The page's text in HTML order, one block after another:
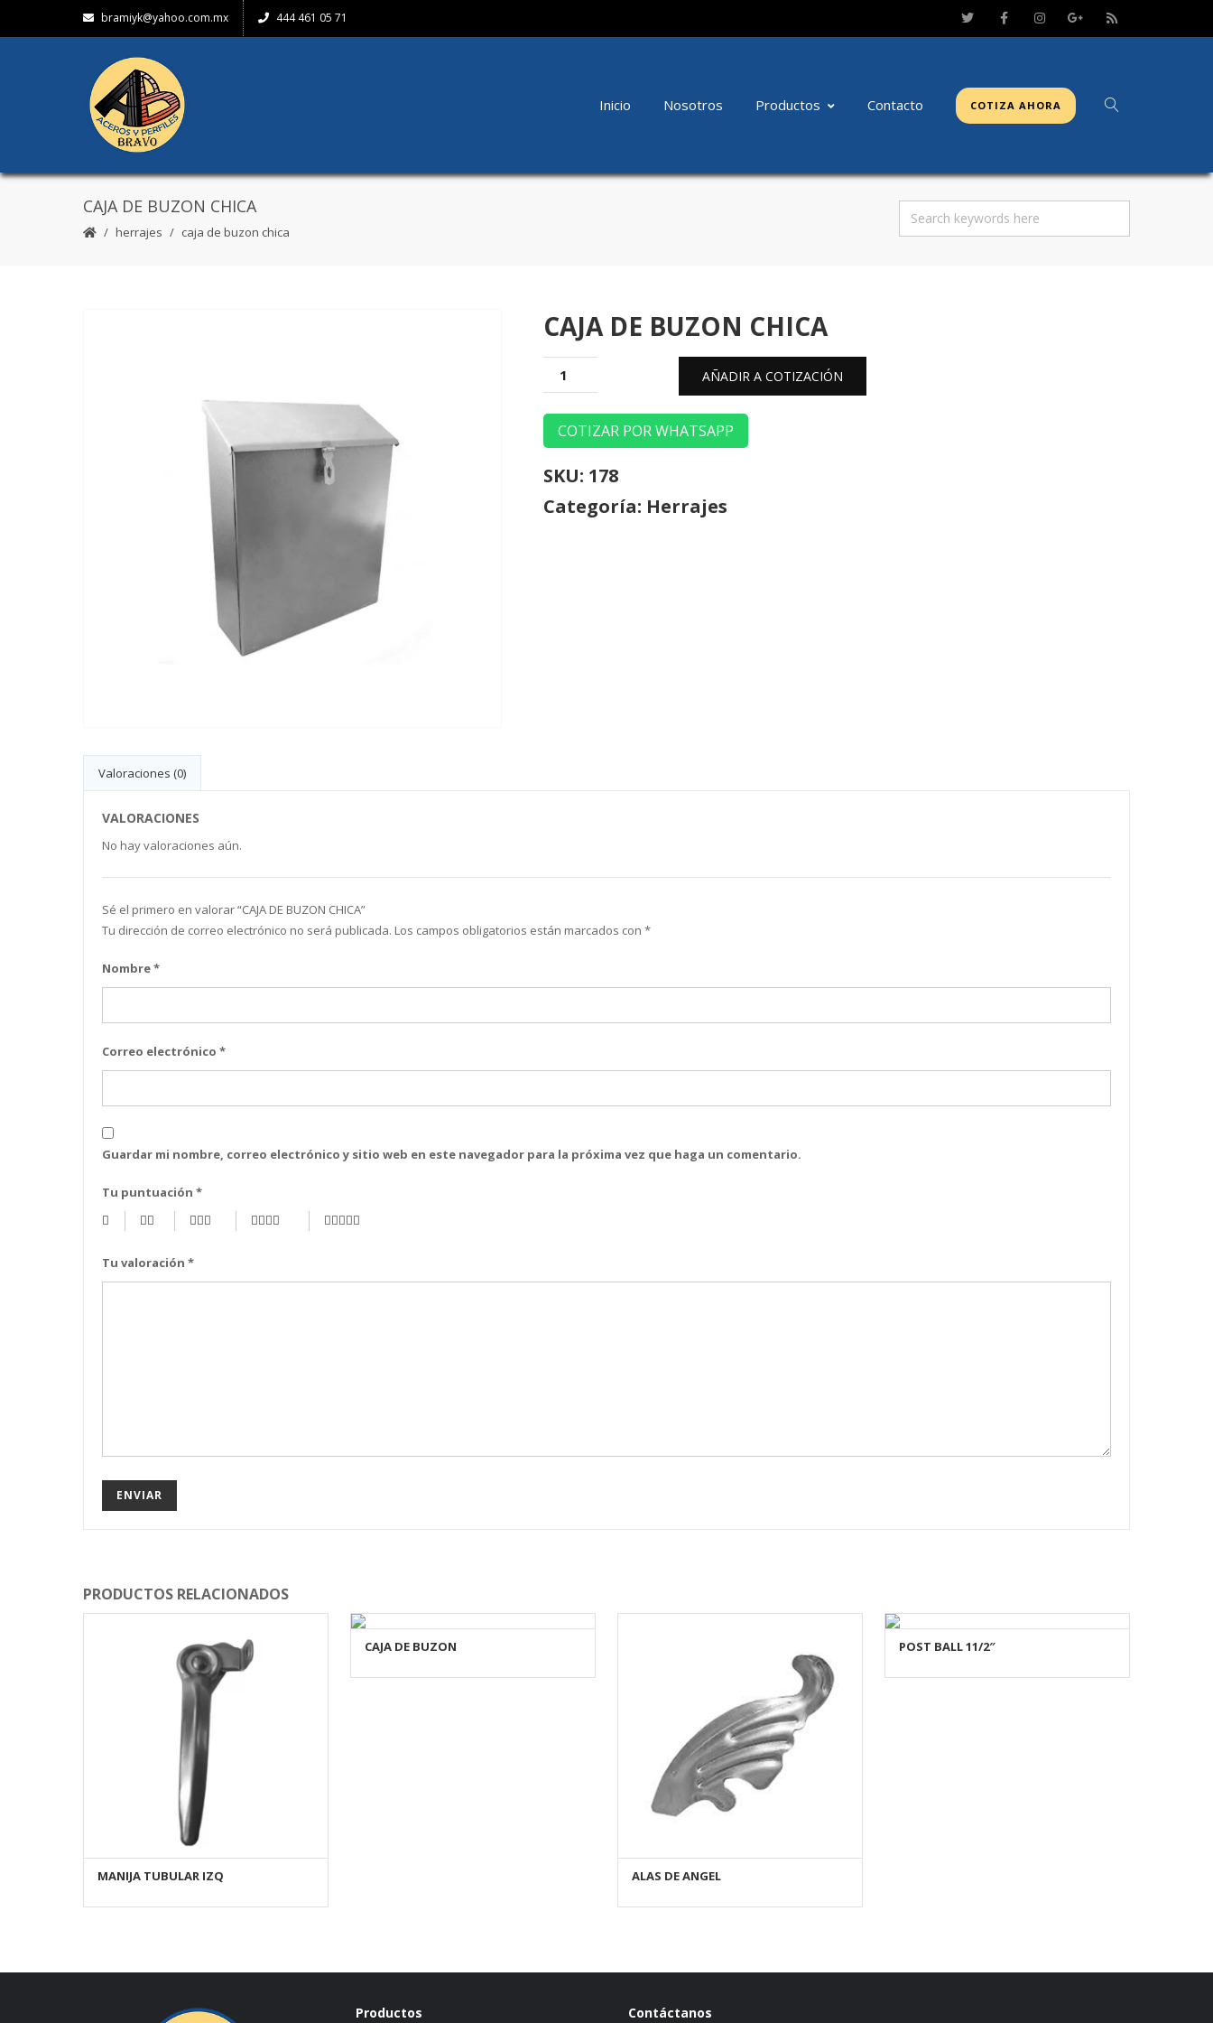
bramiyk@yahoo.com.mx 444 461 05 71
Inicio Nosotros Productos Contacto COTIZA AHORA
CAJA DE BUZON CHICA
herrajes caja de buzon chica
CAJA DE BUZON CHICA
AÑADIR A COTIZACIÓN
COTIZAR POR WHATSAPP
SKU: 178
Categoría: Herrajes
Valoraciones (0)
VALORACIONES
No hay valoraciones aún.
Sé el primero en valorar “CAJA DE BUZON CHICA”
Tu dirección de correo electrónico no será publicada. Los campos obligatorios están marcados con *
Nombre*
Correo electrónico *
Guardar mi nombre, correo electrónico y sitio web en este navegador para la próxima vez que haga un comentario.
Tu puntuación *
Tu valoración *
PRODUCTOS RELACIONADOS
AÑADIR AL CARRITO
MANIJA TUBULAR IZQ
AÑADIR AL CARRITO
CAJA DE BUZON
AÑADIR AL CARRITO
ALAS DE ANGEL
AÑADIR AL CARRITO
POST BALL 11/2″
Productos Contáctanos